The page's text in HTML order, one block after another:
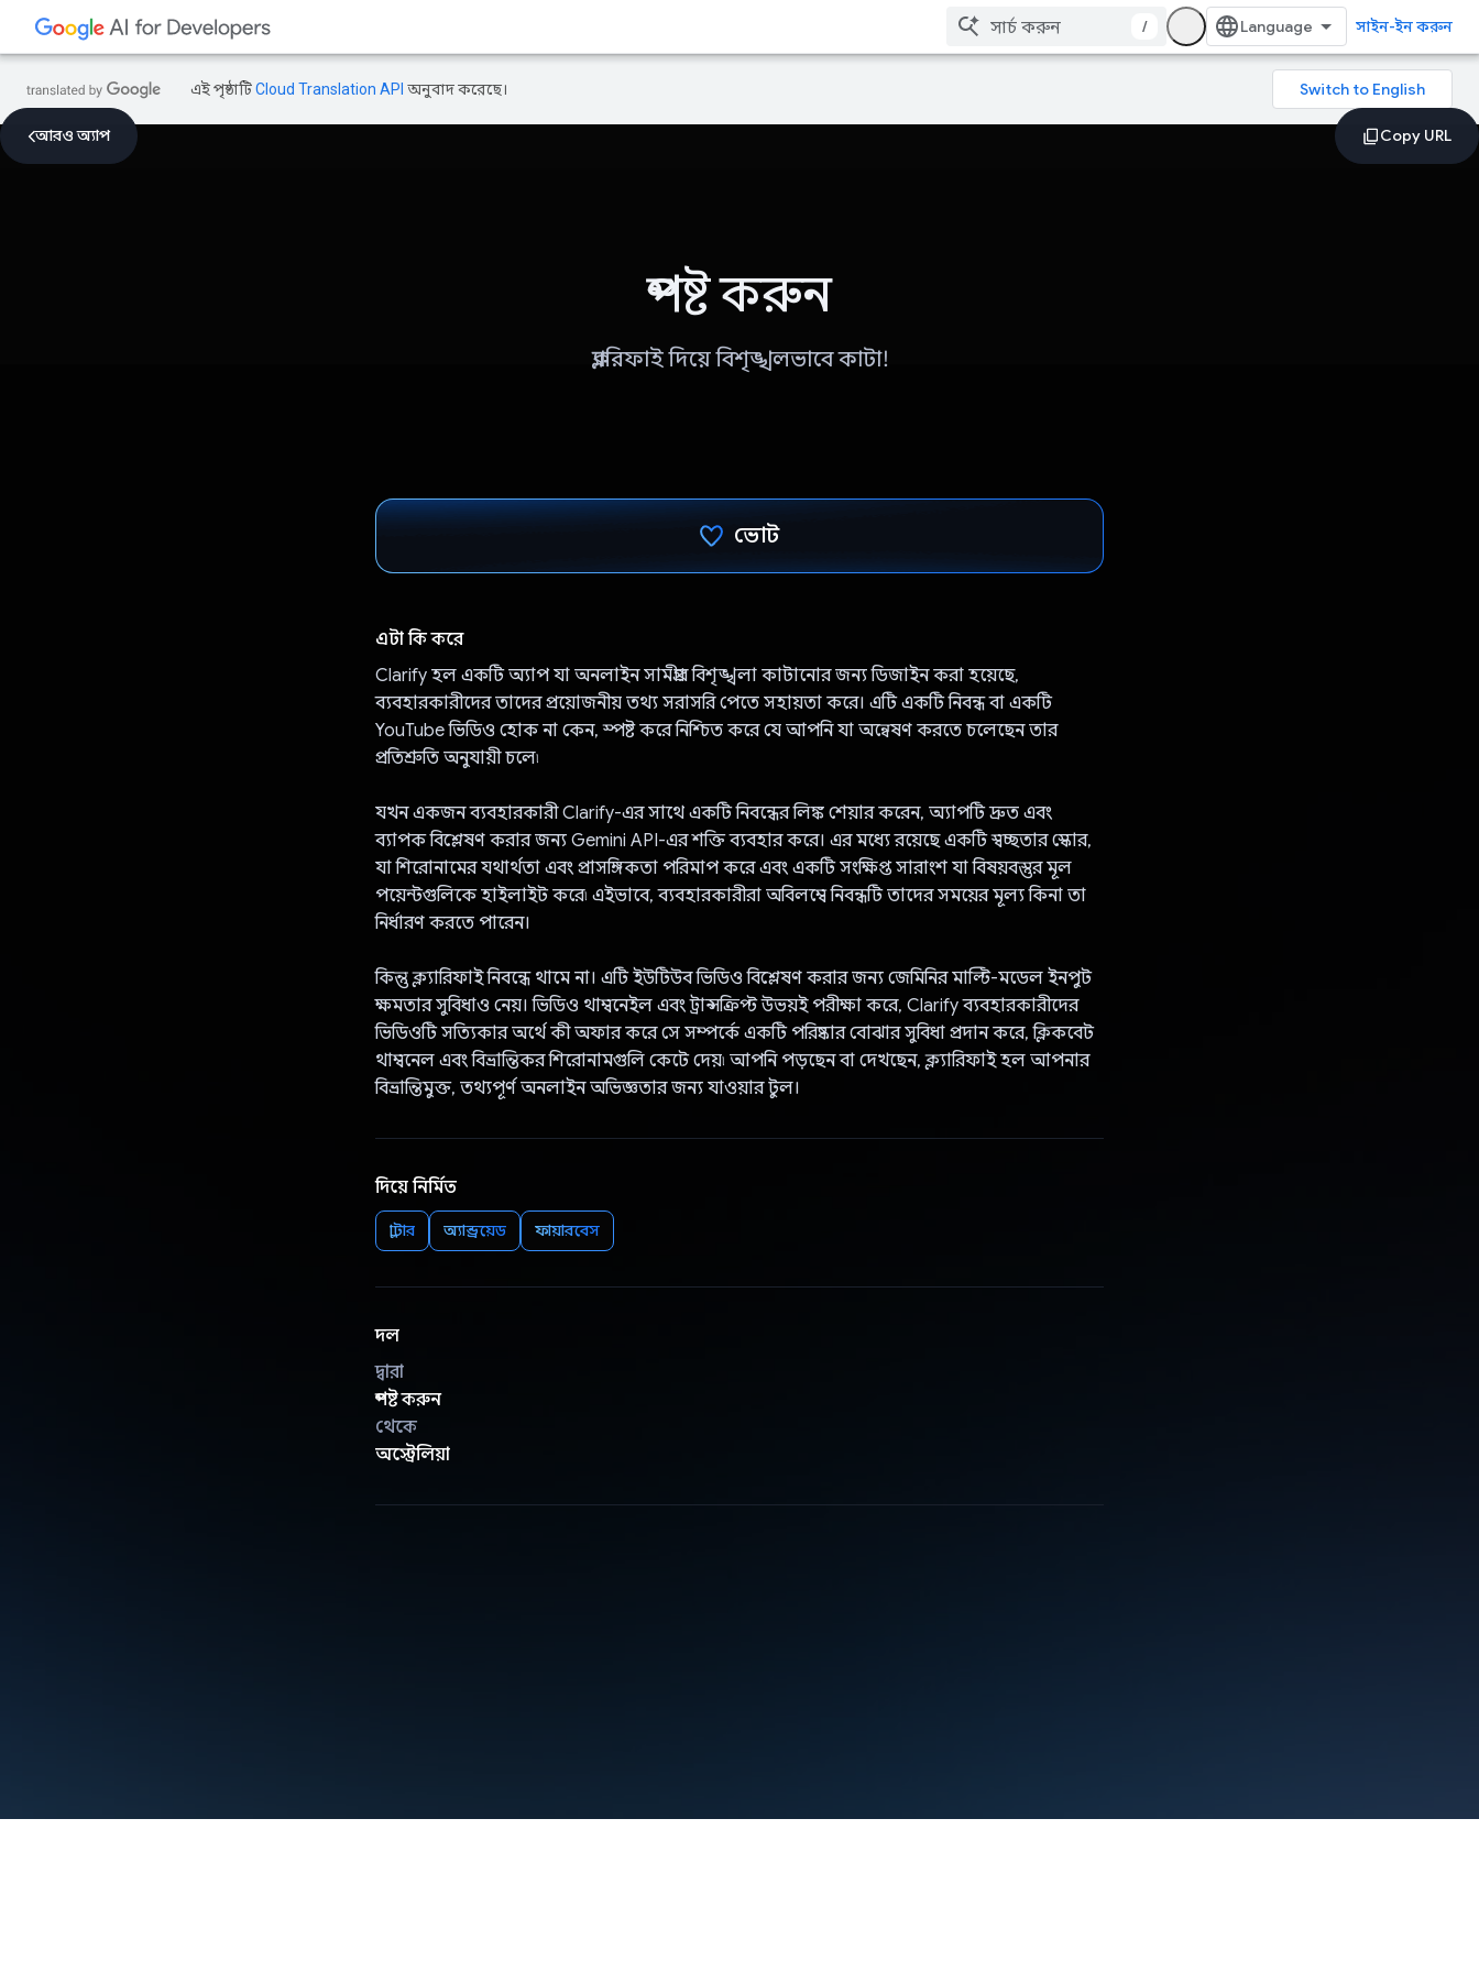
/ সাইন-ইন করুন
এই পৃষ্ঠাটিCloud Translation API অনুবাদ করেছে।
আরও অ্যাপ
স্পষ্ট করুন
ক্ল্যারিফাই দিয়ে বিশৃঙ্খলভাবে কাটা!
ভোট
এটা কি করে
Clarify হল একটি অ্যাপ যা অনলাইন সামগ্রীর বিশৃঙ্খলা কাটানোর জন্য ডিজাইন করা হয়েছে,
ব্যবহারকারীদের তাদের প্রয়োজনীয় তথ্য সরাসরি পেতে সহায়তা করে। এটি একটি নিবন্ধ বা একটি
YouTube ভিডিও হোক না কেন, স্পষ্ট করে নিশ্চিত করে যে আপনি যা অন্বেষণ করতে চলেছেন তার
প্রতিশ্রুতি অনুযায়ী চলে৷
যখন একজন ব্যবহারকারী Clarify-এর সাথে একটি নিবন্ধের লিঙ্ক শেয়ার করেন, অ্যাপটি দ্রুত এবং
ব্যাপক বিশ্লেষণ করার জন্য Gemini API-এর শক্তি ব্যবহার করে। এর মধ্যে রয়েছে একটি স্বচ্ছতার স্কোর,
যা শিরোনামের যথার্থতা এবং প্রাসঙ্গিকতা পরিমাপ করে এবং একটি সংক্ষিপ্ত সারাংশ যা বিষয়বস্তুর মূল
পয়েন্টগুলিকে হাইলাইট করে৷ এইভাবে, ব্যবহারকারীরা অবিলম্বে নিবন্ধটি তাদের সময়ের মূল্য কিনা তা
নির্ধারণ করতে পারেন।
কিন্তু ক্ল্যারিফাই নিবন্ধে থামে না। এটি ইউটিউব ভিডিও বিশ্লেষণ করার জন্য জেমিনির মাল্টি-মডেল ইনপুট
ক্ষমতার সুবিধাও নেয়। ভিডিও থাম্বনেইল এবং ট্রান্সক্রিপ্ট উভয়ই পরীক্ষা করে, Clarify ব্যবহারকারীদের
ভিডিওটি সত্যিকার অর্থে কী অফার করে সে সম্পর্কে একটি পরিষ্কার বোঝার সুবিধা প্রদান করে, ক্লিকবেট
থাম্বনেল এবং বিভ্রান্তিকর শিরোনামগুলি কেটে দেয়৷ আপনি পড়ছেন বা দেখছেন, ক্ল্যারিফাই হল আপনার
বিভ্রান্তিমুক্ত, তথ্যপূর্ণ অনলাইন অভিজ্ঞতার জন্য যাওয়ার টুল।
দিয়ে নির্মিত
ফ্লাটার অ্যান্ড্রয়েড ফায়ারবেস
দল
দ্বারা
স্পষ্ট করুন
থেকে
অস্ট্রেলিয়া